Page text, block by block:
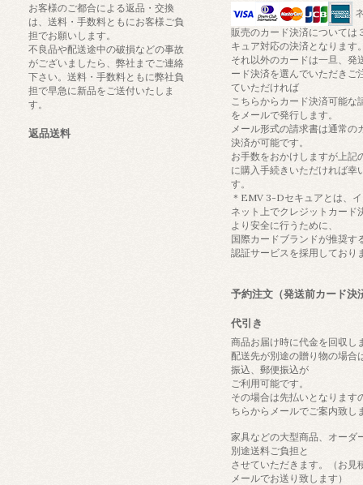
お客様のご都合による返品・交換
は、送料・手数料ともにお客様ご負
担でお願いします。
不良品や配送途中の破損などの事故
がございましたら、弊社までご連絡
下さい。送料・手数料ともに弊社負
担で早急に新品をご送付いたしま
す。
返品送料
販売のカード決済については
キュア対応の決済となります
それ以外のカードは一旦、発
ード決済を選んでいただきご
ていただければ
こちらからカード決済可能な
をメールで発行します。
メール形式の請求書は通常の
決済が可能です。
お手数をおかけしますが上記
に購入手続きいただければ幸
す。
＊EMV 3-Dセキュアとは、
ネット上でクレジットカード
より安全に行うために、
国際カードブランドが推奨す
認証サービスを採用しており
予約注文（発送前カード決
代引き
商品お届け時に代金を回収し
配送先が別途の贈り物の場合
振込、郵便振込が
ご利用可能です。
その場合は先払いとなります
ちらからメールでご案内致し
家具などの大型商品、オーダ
別途送料ご負担と
させていただきます。（お見
メールでお送り致します）